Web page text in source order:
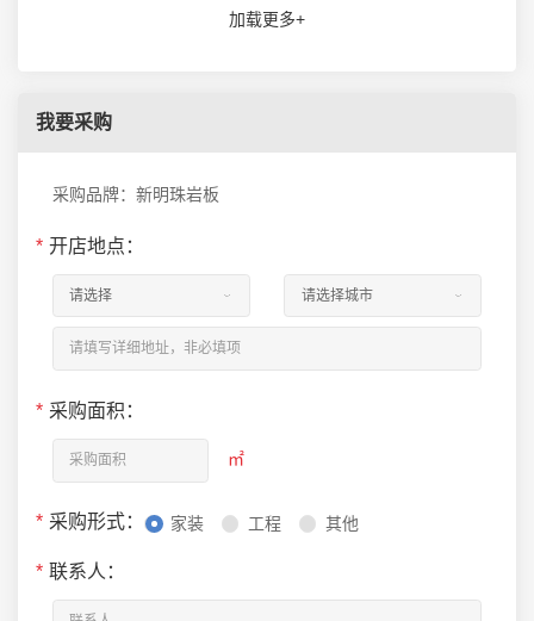
加载更多+
我要采购
采购品牌：新明珠岩板
* 开店地点：
* 采购面积：
㎡
* 采购形式： 家装 工程 其他
* 联系人：